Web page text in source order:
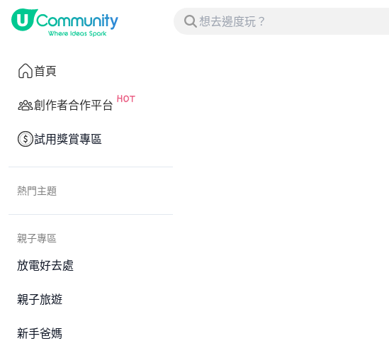
首頁
創作者合作平台
試用獎賞專區
熱門主題
親子專區
放電好去處
親子旅遊
新手爸媽